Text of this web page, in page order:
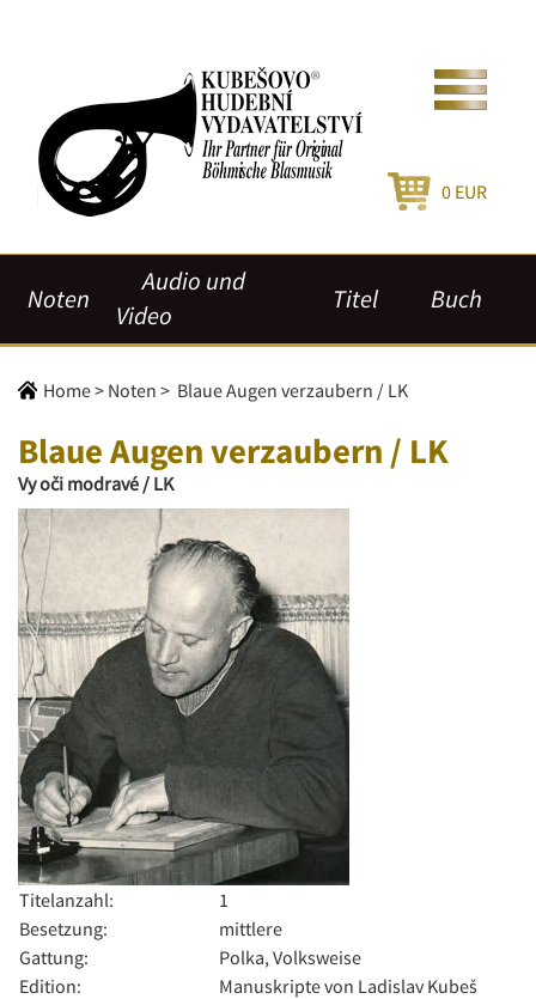
0 EUR
Noten
Audio und
Video
Titel Buch
Home> Noten > Blaue Augen verzaubern / LK
Blaue Augen verzaubern / LK
Vy oči modravé / LK
Titelanzahl:
1
Besetzung:
mittlere
Gattung:
Polka, Volksweise
Edition:
Manuskripte von Ladislav Kubeš